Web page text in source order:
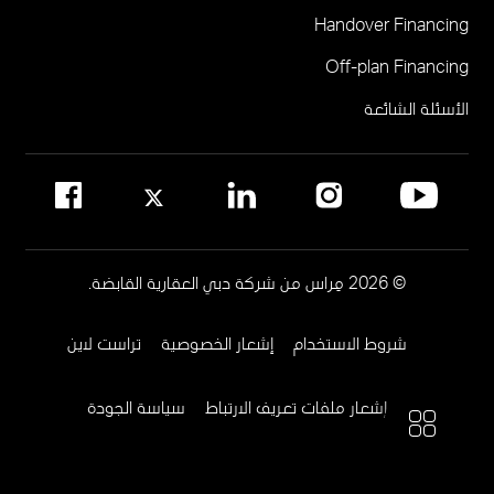
لإدارة المجتمع
يرجى الاتصال على 800MERAAS (800-637227)
مكتب إدارة المجمع العقاري
Handover Financing
Off-plan Financing
الأسئلة الشائعة
© 2026 مِراس من شركة دبي العقارية القابضة.
Footer
Two
شروط الاستخدام إشعار الخصوصية تراست لاين
إشعار ملفات تعريف الارتباط سياسة الجودة